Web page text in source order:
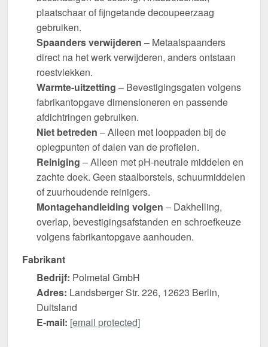
plaatschaar of fijngetande decoupeerzaag
gebruiken.
Spaanders verwijderen – Metaalspaanders
direct na het werk verwijderen, anders ontstaan
roestvlekken.
Warmte-uitzetting – Bevestigingsgaten volgens
fabrikantopgave dimensioneren en passende
afdichtringen gebruiken.
Niet betreden – Alleen met looppaden bij de
oplegpunten of dalen van de profielen.
Reiniging – Alleen met pH-neutrale middelen en
zachte doek. Geen staalborstels, schuurmiddelen
of zuurhoudende reinigers.
Montagehandleiding volgen – Dakhelling,
overlap, bevestigingsafstanden en schroefkeuze
volgens fabrikantopgave aanhouden.
Fabrikant
Bedrijf: Polmetal GmbH
Adres: Landsberger Str. 226, 12623 Berlin,
Duitsland
E-mail: [email protected]